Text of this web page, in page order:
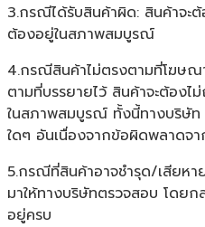
3.กรณีได้รับสินค้าผิด: สินค้าจะ
ต้องอยู่ในสภาพสมบูรณ์
4.กรณีสินค้าไม่ตรงตามที่โฆษณ
ตามที่บรรยายไว้ สินค้าจะต้องไ
ในสภาพสมบูรณ์ ทั้งนี้ทางบริษัท
ใดๆ อันเนื่องจากข้อผิดพลาด
5.กรณีที่สินค้าอาจชำรุด/เสียห
มาให้ทางบริษัทตรวจสอบ โดย
อยู่ครบ